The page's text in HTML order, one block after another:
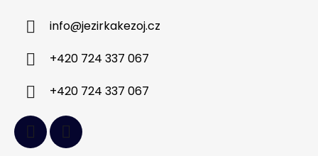
info@jezirkakezoj.cz
+420 724 337 067
+420 724 337 067